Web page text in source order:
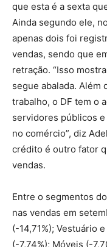
que esta é a sexta
Ainda segundo ele,
apenas dois foi
vendas, sendo que
retração. “Isso
segue abalada. Além
trabalho, o DF tem o
servidores públicos
no comércio”, diz
crédito é outro fator
vendas.
Entre o segmentos
nas vendas em
(-14,71%); Vestuário
(-7,74%); Móveis (-